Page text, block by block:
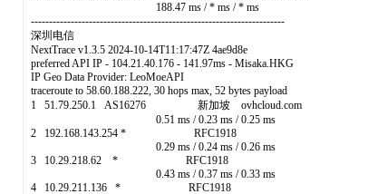
188.47 ms / * ms / * ms
----------------------------------------------------------------------
深圳电信
NextTrace v1.3.5 2024-10-14T11:17:47Z 4ae9d8e
preferred API IP - 104.21.40.176 - 141.97ms - Misaka.HKG
IP Geo Data Provider: LeoMoeAPI
traceroute to 58.60.188.222, 30 hops max, 52 bytes payload
1 51.79.250.1 AS16276 新加坡 ovhcloud.com
0.51 ms / 0.23 ms / 0.25 ms
2 192.168.143.254 * RFC1918
0.29 ms / 0.24 ms / 0.26 ms
3 10.29.218.62 * RFC1918
0.43 ms / 0.37 ms / 0.33 ms
4 10.29.211.136 * RFC1918